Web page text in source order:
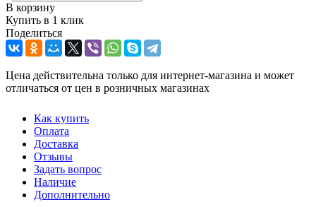
В корзину
Купить в 1 клик
Поделиться
Цена действительна только для интернет-магазина и может
отличаться от цен в розничных магазинах
Как купить
Оплата
Доставка
Отзывы
Задать вопрос
Наличие
Дополнительно